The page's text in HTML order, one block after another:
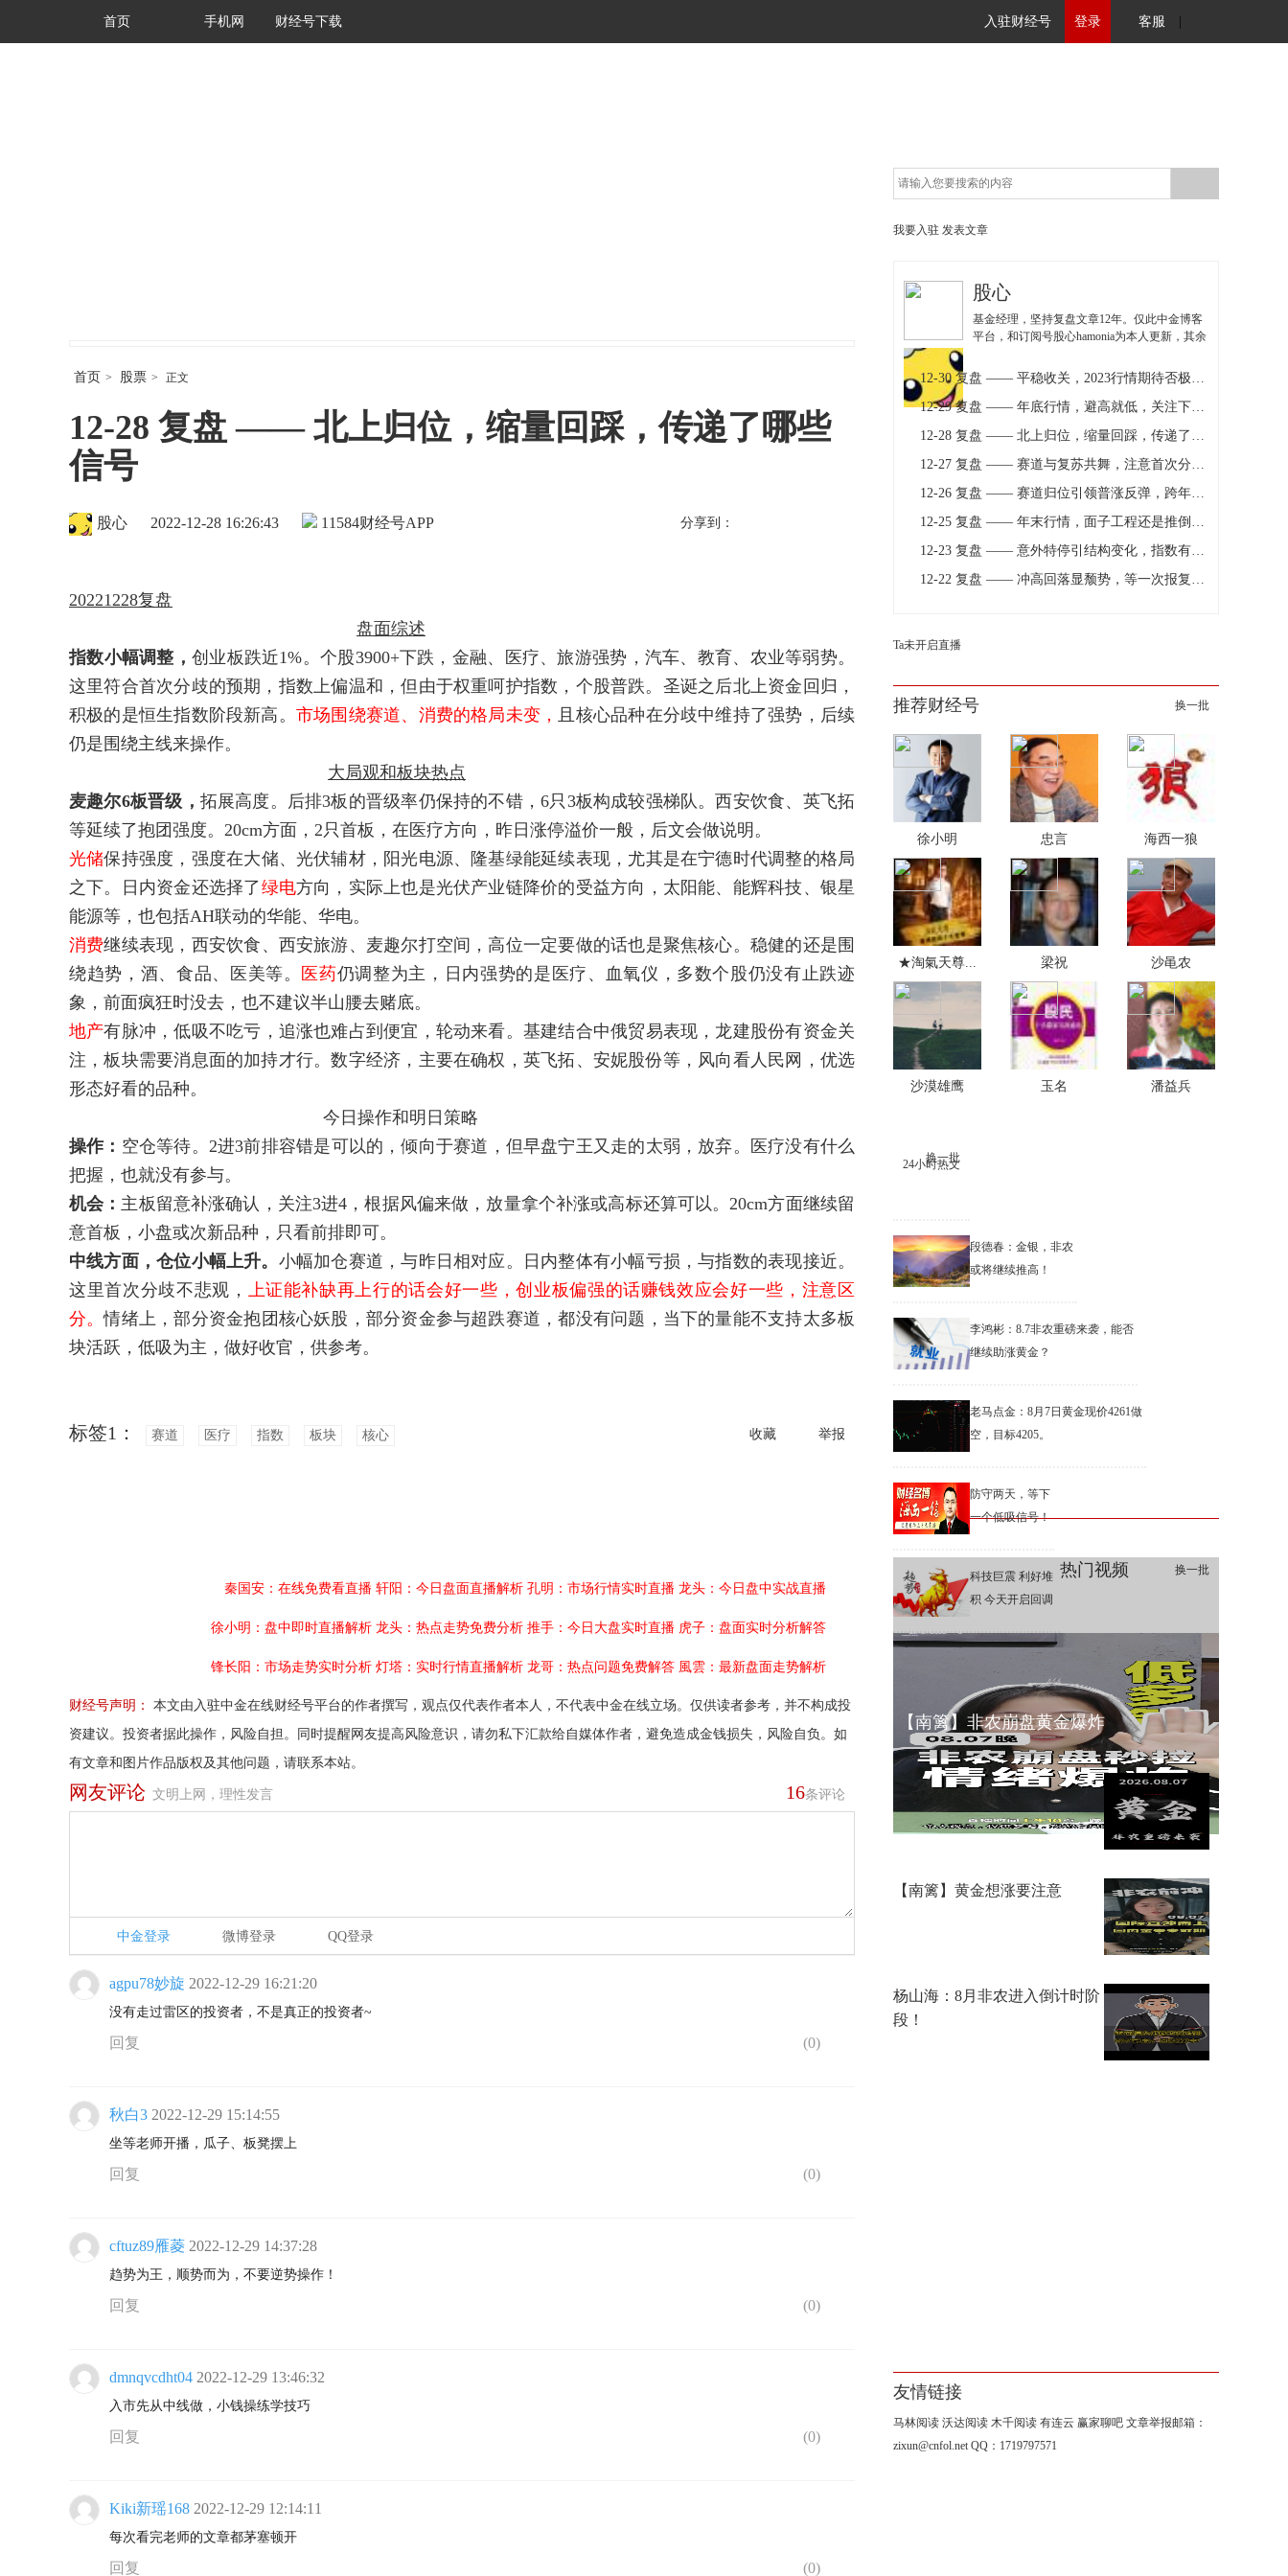
首页 手机网 财经号下载 入驻财经号 登录 客服
首页 > 股票 > 正文
12-28 复盘 —— 北上归位，缩量回踩，传递了哪些
信号
财经号APP
股心 2022-12-28 16:26:43 11584 分享到：
20221228复盘
盘面综述
指数小幅调整， 创业板跌近1%。个股3900+下跌，金融、医疗、旅游强势，汽车、教育、农业等弱势。
这里符合首次分歧的预期，指数上偏温和，但由于权重呵护指数，个股普跌。圣诞之后北上资金回归，
积极的是恒生指数阶段新高。 市场围绕赛道、消费的格局未变， 且核心品种在分歧中维持了强势，后续
仍是围绕主线来操作。
大局观和板块热点
麦趣尔6板晋级， 拓展高度。后排3板的晋级率仍保持的不错，6只3板构成较强梯队。西安饮食、英飞拓
等延续了抱团强度。20cm方面，2只首板，在医疗方向，昨日涨停溢价一般，后文会做说明。
光储保持强度，强度在大储、光伏辅材，阳光电源、隆基绿能延续表现，尤其是在宁德时代调整的格局
之下。日内资金还选择了绿电方向，实际上也是光伏产业链降价的受益方向，太阳能、能辉科技、银星
能源等，也包括AH联动的华能、华电。
消费继续表现，西安饮食、西安旅游、麦趣尔打空间，高位一定要做的话也是聚焦核心。稳健的还是围
绕趋势，酒、食品、医美等。
医药仍调整为主，日内强势的是医疗、血氧仪，多数个股仍没有止跌迹
象，前面疯狂时没去，也不建议半山腰去赌底。
地产有脉冲，低吸不吃亏，追涨也难占到便宜，轮动来看。基建结合中俄贸易表现，龙建股份有资金关
注，板块需要消息面的加持才行。数字经济，主要在确权，英飞拓、安妮股份等，风向看人民网，优选
形态好看的品种。
今日操作和明日策略
操作： 空仓等待。2进3前排容错是可以的，倾向于赛道，但早盘宁王又走的太弱，放弃。医疗没有什么
把握，也就没有参与。
机会： 主板留意补涨确认，关注3进4，根据风偏来做，放量拿个补涨或高标还算可以。20cm方面继续留
意首板，小盘或次新品种，只看前排即可。
中线方面，仓位小幅上升。 小幅加仓赛道，与昨日相对应。日内整体有小幅亏损，与指数的表现接近。
这里首次分歧不悲观， 上证能补缺再上行的话会好一些，创业板偏强的话赚钱效应会好一些，注意区
分。情绪上，部分资金抱团核心妖股，部分资金参与超跌赛道，都没有问题，当下的量能不支持太多板
块活跃，低吸为主，做好收官，供参考。
收藏 举报
标签1： 赛道 医疗 指数 板块 核心
秦国安：在线免费看直播 轩阳：今日盘面直播解析 孔明：市场行情实时直播 龙头：今日盘中实战直播
徐小明：盘中即时直播解析 龙头：热点走势免费分析 推手：今日大盘实时直播 虎子：盘面实时分析解答
锋长阳：市场走势实时分析 灯塔：实时行情直播解析 龙哥：热点问题免费解答 風雲：最新盘面走势解析
财经号声明：
本文由入驻中金在线财经号平台的作者撰写，观点仅代表作者本人，不代表中金在线立场。仅供读者参考，并不构成投
资建议。投资者据此操作，风险自担。同时提醒网友提高风险意识，请勿私下汇款给自媒体作者，避免造成金钱损失，风险自负。如
有文章和图片作品版权及其他问题，请联系本站。
16条评论
网友评论 文明上网，理性发言
中金登录 微博登录 QQ登录
agpu78妙旋 2022-12-29 16:21:20
没有走过雷区的投资者，不是真正的投资者~
回复 (0)
秋白3 2022-12-29 15:14:55
坐等老师开播，瓜子、板凳摆上
回复 (0)
cftuz89雁菱 2022-12-29 14:37:28
趋势为王，顺势而为，不要逆势操作！
回复 (0)
dmnqvcdht04 2022-12-29 13:46:32
入市先从中线做，小钱操练学技巧
回复 (0)
Kiki新瑶168 2022-12-29 12:14:11
每次看完老师的文章都茅塞顿开
回复 (0)
我要入驻 发表文章
股心
基金经理，坚持复盘文章12年。仅此中金博客
平台，和订阅号股心hamonia为本人更新，其余
12-30 复盘 —— 平稳收关，2023行情期待否极泰来
12-29 复盘 —— 年底行情，避高就低，关注下个焦点！
12-28 复盘 —— 北上归位，缩量回踩，传递了哪些信号
12-27 复盘 —— 赛道与复苏共舞，注意首次分歧的临近！
12-26 复盘 —— 赛道归位引领普涨反弹，跨年行情来了吗
12-25 复盘 —— 年末行情，面子工程还是推倒重来？
12-23 复盘 —— 意外特停引结构变化，指数有望迎来企稳
12-22 复盘 —— 冲高回落显颓势，等一次报复性反弹
Ta未开启直播
推荐财经号 换一批
徐小明 忠言 海西一狼
★淘氣天尊... 梁祝 沙黾农
沙漠雄鹰 玉名 潘益兵
24小时热文
换一批
段德春：金银，非农
或将继续推高！
李鸿彬：8.7非农重磅来袭，能否
继续助涨黄金？
老马点金：8月7日黄金现价4261做
空，目标4205。
防守两天，等下
一个低吸信号！
科技巨震 利好堆
积 今天开启回调
热门视频 换一批
【南篱】非农崩盘黄金爆炸
李鸿彬：8.7黄金大非农来了，
你看涨还是看跌？
【南篱】黄金想涨要注意
杨山海：8月非农进入倒计时阶
段！
友情链接
马林阅读 沃达阅读 木千阅读 有连云 赢家聊吧 文章举报邮箱：
zixun@cnfol.net QQ：1719797571